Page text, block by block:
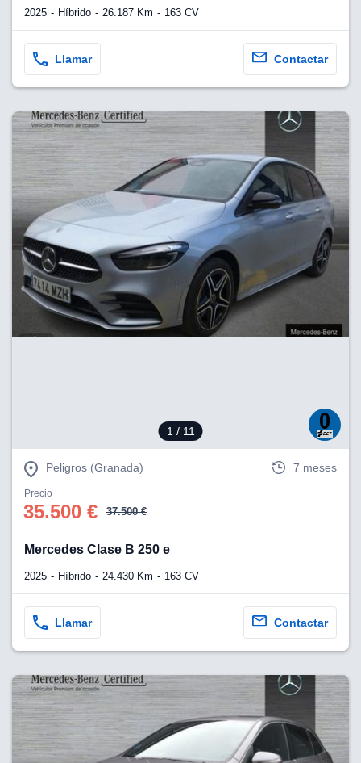
2025 Híbrido 26.187 Km 163 CV
Llamar Contactar
1 / 11
Peligros (Granada) 7 meses
Precio
35.500 € 37.500 €
Mercedes Clase B 250 e
2025 Híbrido 24.430 Km 163 CV
Llamar Contactar